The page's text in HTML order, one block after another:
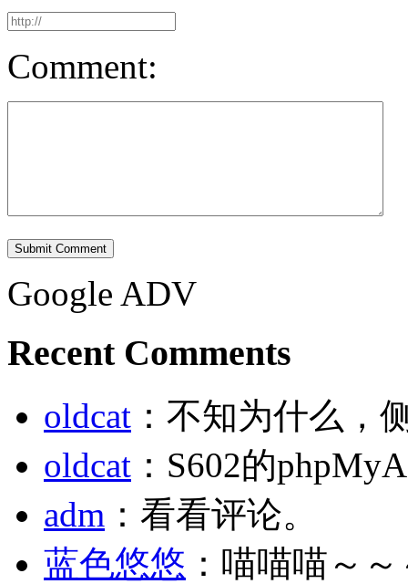
Comment:
Submit Comment
Google ADV
Recent Comments
oldcat ：不知为什么，
oldcat ：S602的
adm ：看看评论。
蓝色悠悠 ：喵喵喵～